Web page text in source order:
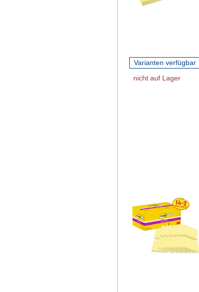
Varianten verfügbar
nicht auf Lager